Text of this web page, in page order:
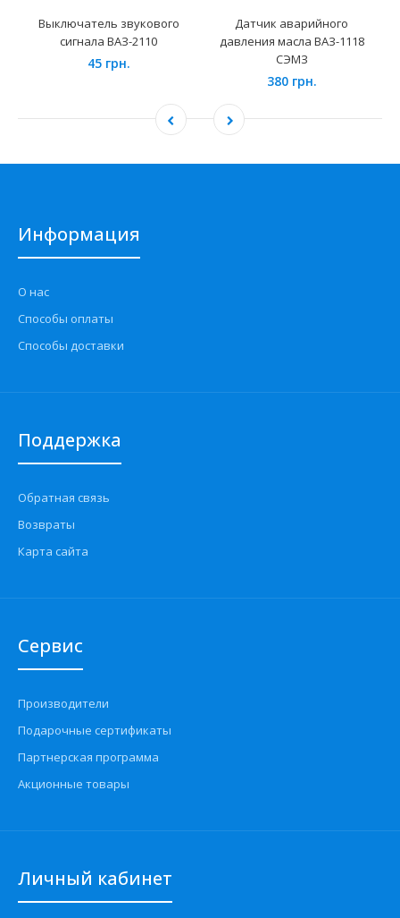
Выключатель звукового
сигнала ВАЗ-2110
45 грн.
Датчик аварийного
давления масла ВАЗ-1118
СЭМЗ
380 грн.
Информация
О нас
Способы оплаты
Способы доставки
Поддержка
Обратная связь
Возвраты
Карта сайта
Сервис
Производители
Подарочные сертификаты
Партнерская программа
Акционные товары
Личный кабинет